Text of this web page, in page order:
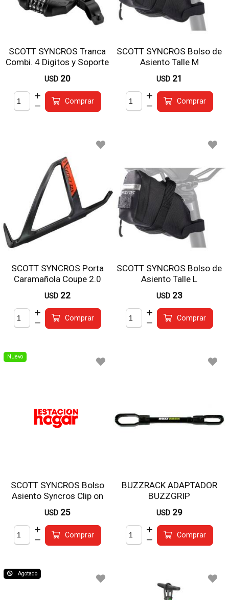
SCOTT SYNCROS Tranca
Combi. 4 Digitos y Soporte
para Bici
USD 20
Comprar
SCOTT SYNCROS Bolso de
Asiento Talle M
USD 21
Comprar
SCOTT SYNCROS Porta
Caramañola Coupe 2.0
Varios Colores
USD 22
Comprar
SCOTT SYNCROS Bolso de
Asiento Talle L
USD 23
Comprar
Nuevo
SCOTT SYNCROS Bolso
Asiento Syncros Clip on
250
USD 25
Comprar
BUZZRACK ADAPTADOR
BUZZGRIP
USD 29
Comprar
Agotado